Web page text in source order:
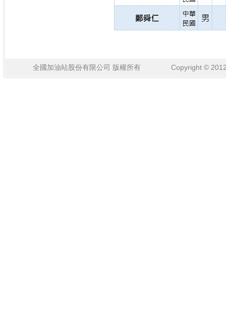
全國加油站股份有限公司 版權所有 Copyright ©